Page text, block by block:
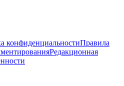
конфиденциальностиПравила
Редакционная